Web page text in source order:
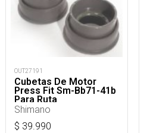
OUT27191
Cubetas De Motor
Press Fit Sm-Bb71-41b
Para Ruta
Shimano
$ 39.990